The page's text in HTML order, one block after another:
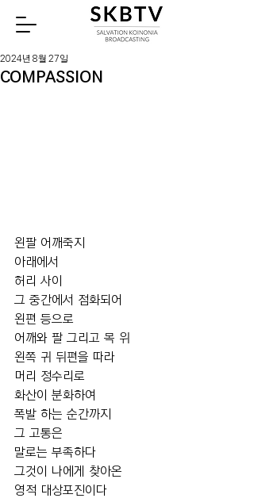
COMPASSION
2024년 8월 27일
왼팔 어깨죽지
아래에서
허리 사이
그 중간에서 점화되어
왼편 등으로
어깨와 팔 그리고 목 위
왼쪽 귀 뒤편을 따라
머리 정수리로
화산이 분화하여
폭발 하는 순간까지
그 고통은
말로는 부족하다
그것이 나에게 찾아온
영적 대상포진이다